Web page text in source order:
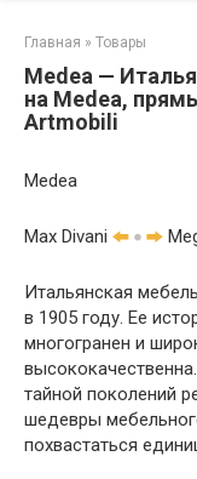
Главная » Товары
Medea —
на Medea,
Artmobili
Medea
Max Divani
Итальянская
в 1905 году. Ее
многогранен и
тайной поколений
шедевры
похвастаться